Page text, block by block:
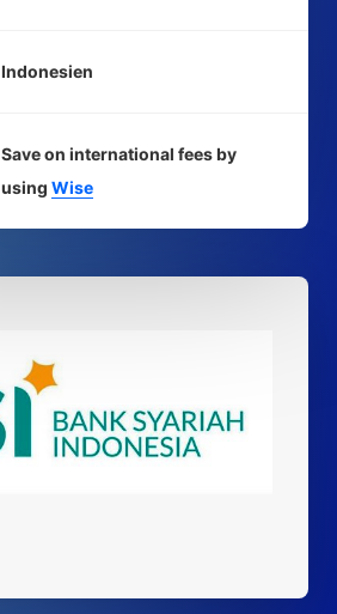
Indonesien
Save on international fees by
using Wise